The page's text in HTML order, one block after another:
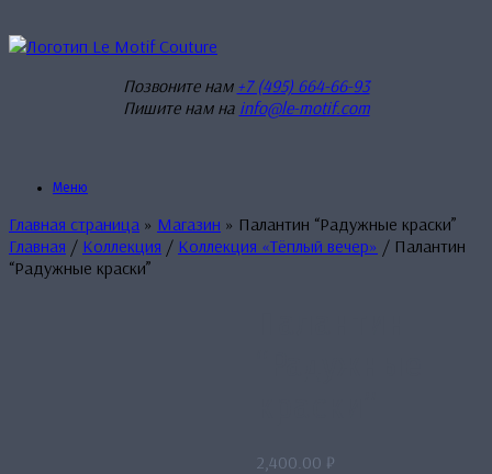
к
Позвоните нам +7 (495) 664-66-93
Пишите нам на info@le-motif.com
Меню
Главная страница » Магазин » Палантин “Радужные краски”
Главная / Коллекция / Коллекция «Тёплый вечер» / Палантин
“Радужные краски”
2,400.00 ₽